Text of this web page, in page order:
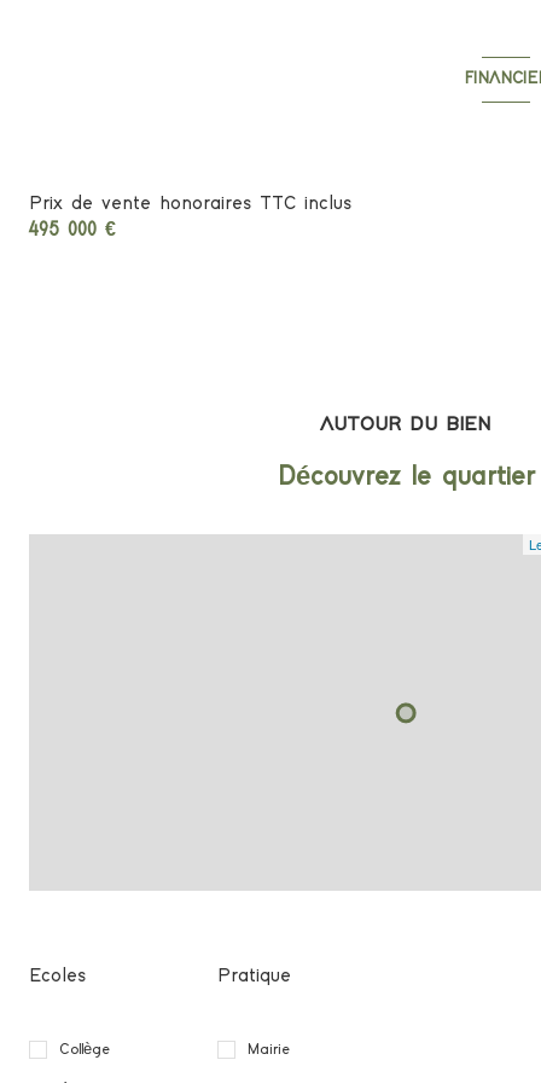
salle de bain
Prix de vente honoraires TTC inclus
495 000 €
AUTOUR DU BIEN
Découvrez le quartier
Ecoles
Collège
Pratique
Mairie